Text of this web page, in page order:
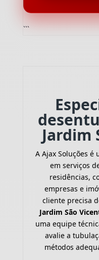
```
Jardim
A Ajax Soluções é
em serviços
residências,
empresas e
cliente precisa
Jardim São
uma equipe
avalie a
métodos